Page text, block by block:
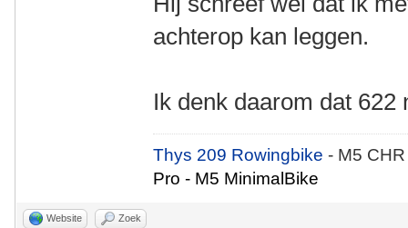
achterop kan leggen.
Ik denk daarom dat 622
Thys 209 Rowingbike- M5
Pro - M5 MinimalBike
Website Zoek